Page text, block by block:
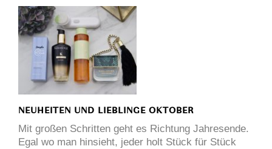
NEUHEITEN UND LIEBLINGE OKTOBER
Mit großen Schritten geht es Richtung Jahresende.
Egal wo man hinsieht, jeder holt Stück für Stück